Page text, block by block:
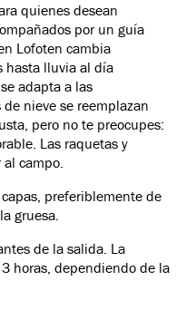
quienes desean
por un guía
Lofoten cambia
hasta lluvia al día
adapta a las
nieve se reemplazan
pero no te preocupes:
Las raquetas y
campo.
preferiblemente de
gruesa.
de la salida. La
horas, dependiendo de la